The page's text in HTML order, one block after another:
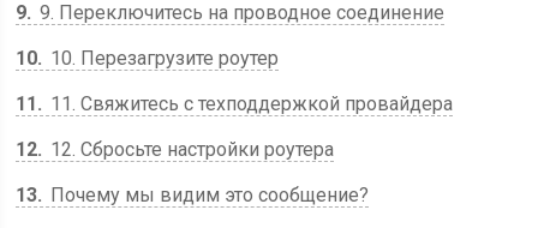
9 9. Переключитесь на проводное соединение
10
10. Перезагрузите роутер
11
11. Свяжитесь с техподдержкой провайдера
12
12. Сбросьте настройки роутера
13
Почему мы видим это сообщение?